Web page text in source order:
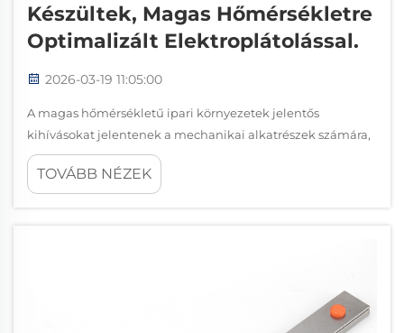
Készültek, Magas Hőmérsékletre
Optimalizált Elektroplátolással.
2026-03-19 11:05:00
A magas hőmérsékletű ipari környezetek jelentős
kihívásokat jelentenek a mechanikai alkatrészek számára,
különösen akkor, ha pontos lineáris mozgás szükséges.
Speciális csapágyacélból készített, magas hőmérsékletre
TOVÁBB NÉZEK